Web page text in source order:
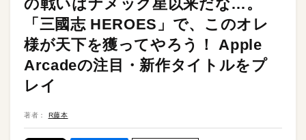
の戦いはナメック星以来だな…。
「三國志 HEROES」で、このオレ
様が天下を獲ってやろう！ Apple
Arcadeの注目・新作タイトルをプ
レイ
著者： R藤本